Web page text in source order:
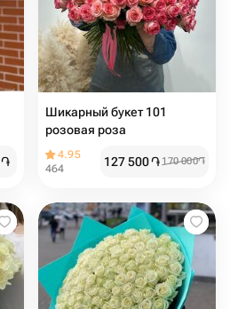
֏
Шикарный букет 101
розовая роза
4.95
464
127 500֏ 170 000֏